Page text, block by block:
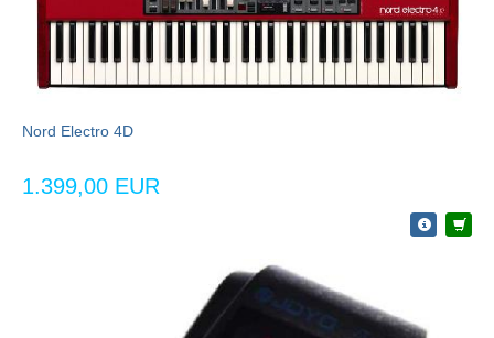
Nord Electro 4D
1.399,00 EUR